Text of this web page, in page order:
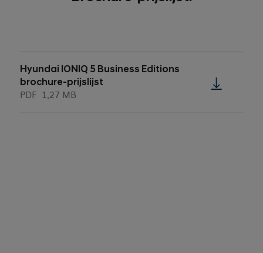
Hyundai IONIQ 5 Business Editions
brochure-prijslijst
PDF 1.27 MB